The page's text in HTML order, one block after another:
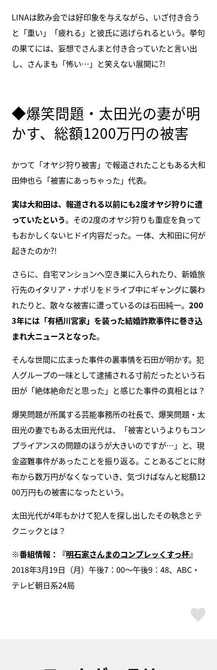
LINAは飲み会では好印象を与えながら、いざ付き合う
と「重い」「疲れる」と彼氏に逃げられるという。挙句
の果てには、妄想でさんまと付き合っていたと言い出
し、さんまも「怖い…」と笑えない展開に?!
◆爆笑問題・太田光の妻が明
かす、総額1200万円の被害
かつて「オヤジ狩り被害」で報道されたこともある大和
田伸也ら「被害にあっちゃった」代表。
実は大和田は、報道される以前にも2度オヤジ狩りに遭
っていたという。その2度のオヤジ狩りも重症を負って
もおかしくないヒドイ内容だった。一体、大和田に何が
起きたのか?!
さらに、自宅マンションへ空き巣に入られたり、新婚旅
行先のイタリア・ナポリをドライブ中にギャングに襲わ
れたりと、散々な被害に遭っているのは石田純一。 200
3年には「有栖川宮家」を装った結婚詐欺事件に巻き込
まれ大ニュースとなった。
そんな世間に広まった事件の裏事情を石田が明かす。犯
人グループの一味として逮捕される寸前だったという石
田が「絶体絶命だと思った」と感じた事件の真相とは？
爆笑問題が所属する芸能事務所の社長で、爆笑問題・太
田光の妻でもある太田光代は、「被害というよりもコン
プライアンスの問題のほうが大きいのですが…」と、現
金盗難事件があったことを振り返る。ことあるごとに財
布から数万円がなくなっていき、気づけばなんと総額12
00万円もの被害になったという。
太田光代が4年もかけて犯人を探し出したその執念とテ
クニックとは？
※番組情報：『明石家さんまのコンプレッくすっ杯』
2018年3月19日（月）午後7：00～午後9：48、ABC・
テレビ朝日系24局